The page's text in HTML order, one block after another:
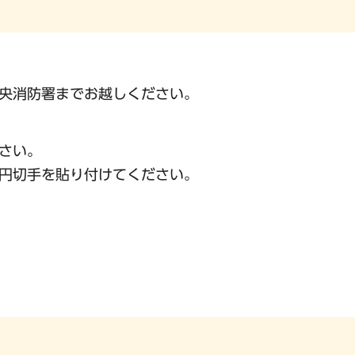
消防署までお越しください。
い。
手を貼り付けてください。